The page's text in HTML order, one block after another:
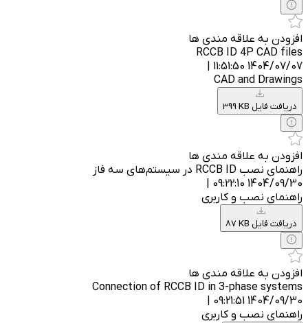
افزودن به علاقه مندی ها
RCCB ID 4P CAD files
1404/07/07 11:51:50 |
CAD and Drawings
399 KB دریافت فایل
افزودن به علاقه مندی ها
راهنمای نصب RCCB ID در سیستم‌های سه فاز
1404/09/30 09:22:10 |
راهنمای نصب و کاربری
87 KB دریافت فایل
افزودن به علاقه مندی ها
Connection of RCCB ID in 3-phase systems
1404/09/30 09:21:51 |
راهنمای نصب و کاربری